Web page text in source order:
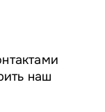
наш